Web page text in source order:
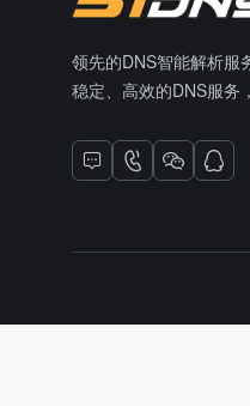
领先的DNS智能解析服
稳定、高效的DNS服务